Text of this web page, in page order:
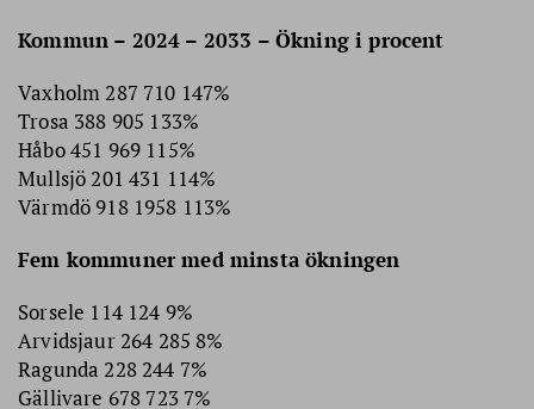
Kommun – 2024 – 2033 – Ökning i procent
Vaxholm 287 710 147%
Trosa 388 905 133%
Håbo 451 969 115%
Mullsjö 201 431 114%
Värmdö 918 1958 113%
Fem kommuner med minsta ökningen
Sorsele 114 124 9%
Arvidsjaur 264 285 8%
Ragunda 228 244 7%
Gällivare 678 723 7%